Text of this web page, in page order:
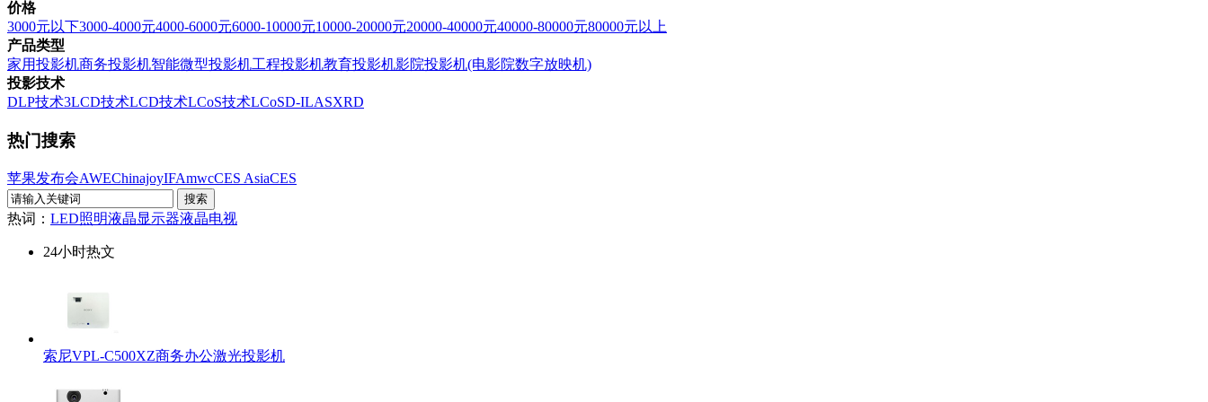
价格
3000元以下3000-4000元4000-6000元6000-10000元10000-20000元20000-40000元40000-80000元80000元以上
产品类型
家用投影机商务投影机智能微型投影机工程投影机教育投影机影院投影机(电影院数字放映机)
投影技术
DLP技术3LCD技术LCD技术LCoS技术LCoSD-ILASXRD
热门搜索
苹果发布会AWEChinajoyIFAmwcCES AsiaCES
热词： LED照明液晶显示器液晶电视
24小时热文
索尼VPL-C500XZ商务办公激光投影机